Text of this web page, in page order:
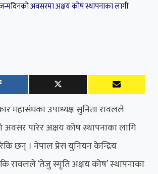
महासंघका उपाध्यक्ष सुनिता रावलले
पारेर अक्षय कोष स्थापनाका लागि
छन् । नेपाल प्रेस युनियन केन्द्रिय
रावलले ‘तेजु स्मृति अक्षय कोष’ स्थापनाका